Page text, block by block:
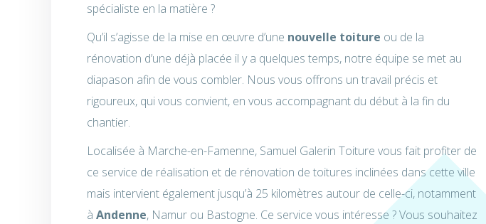
spécialiste en la matière ?
Qu’il s’agisse de la mise en œuvre d’une nouvelle toiture ou de la
rénovation d’une déjà placée il y a quelques temps, notre équipe se met au
diapason afin de vous combler. Nous vous offrons un travail précis et
rigoureux, qui vous convient, en vous accompagnant du début à la fin du
chantier.
Localisée à Marche-en-Famenne, Samuel Galerin Toiture vous fait profiter de
ce service de réalisation et de rénovation de toitures inclinées dans cette ville
mais intervient également jusqu’à 25 kilomètres autour de celle-ci, notamment
à Andenne, Namur ou Bastogne. Ce service vous intéresse ? Vous souhaitez